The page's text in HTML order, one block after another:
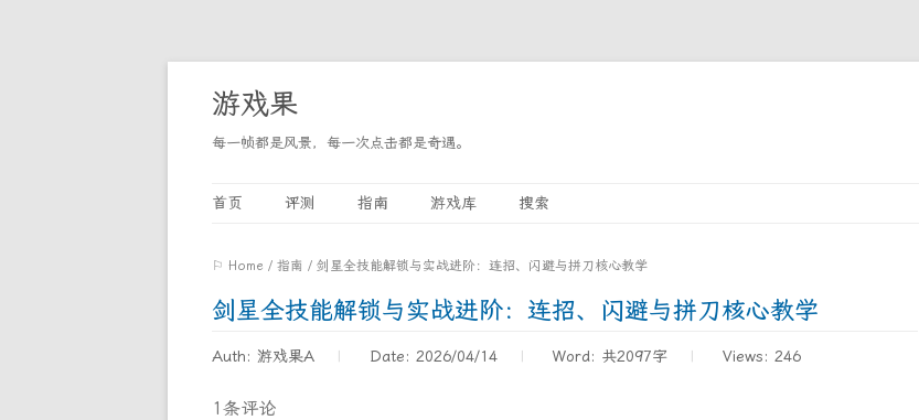
游戏果
每一帧都是风景，每一次点击都是奇遇。
首页 评测 指南 游戏库 搜索
⚐ Home / 指南 / 剑星全技能解锁与实战进阶：连招、闪避与拼刀核心教学
剑星全技能解锁与实战进阶：连招、闪避与拼刀核心教学
Auth: 游戏果A Date: 2026/04/14 Word: 共2097字 Views: 246
1条评论